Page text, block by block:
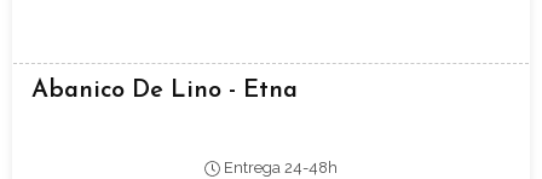
Abanico De Lino - Etna
Entrega 24-48h